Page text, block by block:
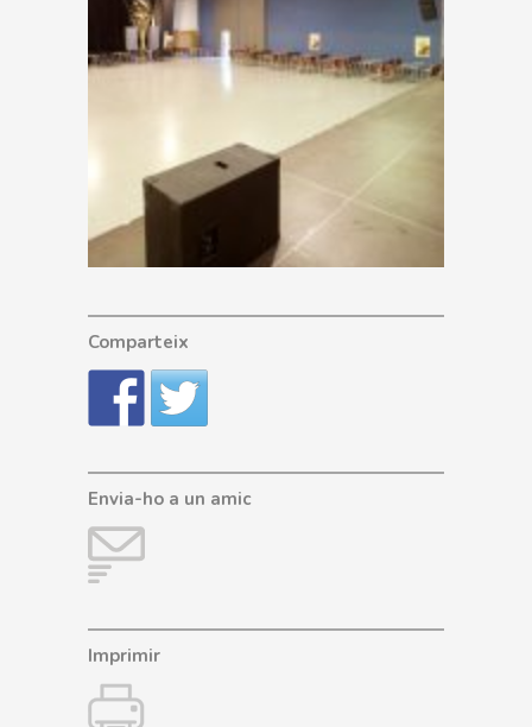
Comparteix
Envia-ho a un amic
Imprimir